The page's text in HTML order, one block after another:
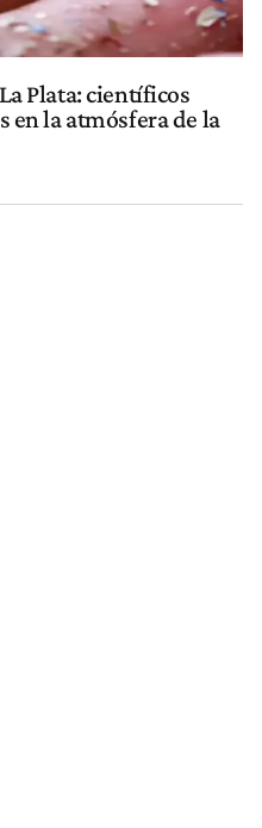
Plata: científicos
la atmósfera de la